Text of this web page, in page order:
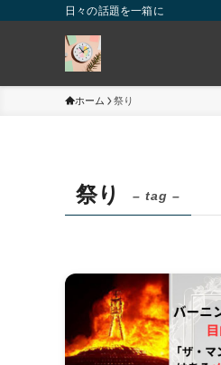
日々の話題を一箱に
ホーム 祭り
祭り – tag –